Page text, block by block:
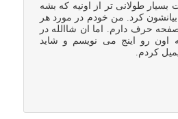
بسیار طولانی تر از اونیه که بشه
کرد. من خودم در مورد هر
حرف دارم. اما ان شاالله در
رو اینج می نویسم و شاید
کردم.